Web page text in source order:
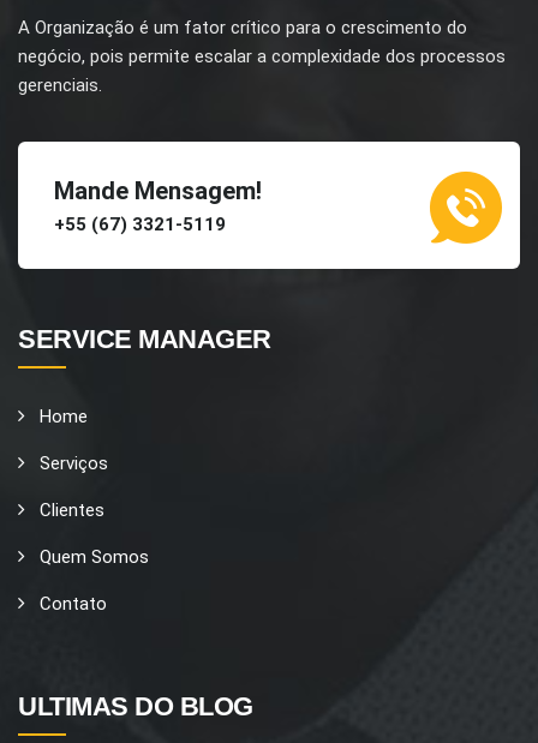
A Organização é um fator crítico para o crescimento do
negócio, pois permite escalar a complexidade dos processos
gerenciais.
Mande Mensagem!
+55 (67) 3321-5119
SERVICE MANAGER
Home
Serviços
Clientes
Quem Somos
Contato
ULTIMAS DO BLOG